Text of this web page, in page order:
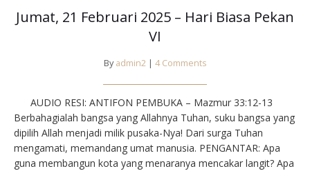
Jumat, 21 Februari 2025 – Hari Biasa Pekan
VI
By admin2 | 4 Comments
AUDIO RESI: ANTIFON PEMBUKA – Mazmur 33:12-13
Berbahagialah bangsa yang Allahnya Tuhan, suku bangsa yang
dipilih Allah menjadi milik pusaka-Nya! Dari surga Tuhan
mengamati, memandang umat manusia. PENGANTAR: Apa
guna membangun kota yang menaranya mencakar langit? Apa